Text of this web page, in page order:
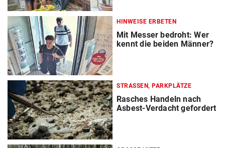
HINWEISE ERBETEN
Mit Messer bedroht: Wer
kennt die beiden Männer?
STRASSEN, PARKPLÄTZE
Rasches Handeln nach
Asbest-Verdacht gefordert